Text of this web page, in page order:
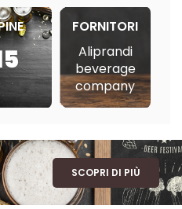
FORNITORI
Aliprandi
beverage
company
SCOPRI DI PIÙ